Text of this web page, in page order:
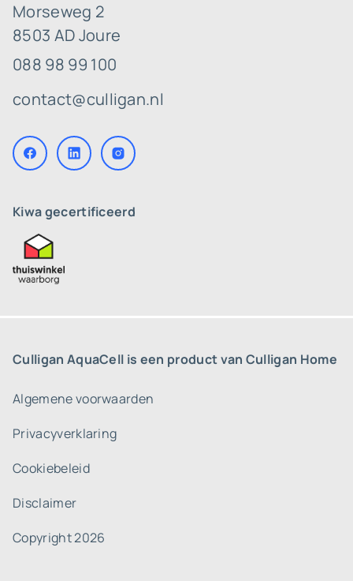
Morseweg 2
8503 AD Joure
088 98 99 100
contact@culligan.nl
Kiwa gecertificeerd
Culligan AquaCell is een product van Culligan Home
Algemene voorwaarden
Privacyverklaring
Cookiebeleid
Disclaimer
Copyright 2026